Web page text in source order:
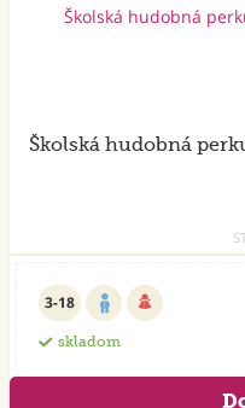
Školská hudobná
3-18
skladom